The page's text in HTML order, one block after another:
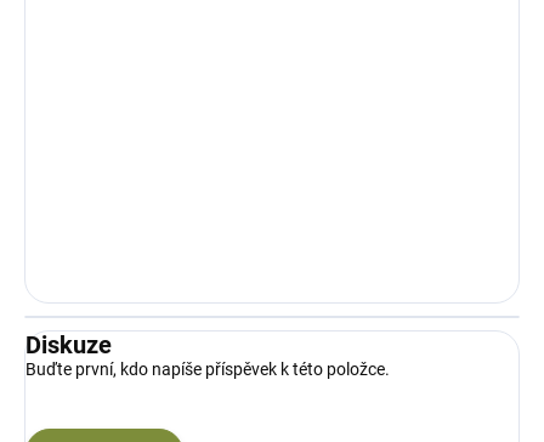
Diskuze
Buďte první, kdo napíše příspěvek k této položce.